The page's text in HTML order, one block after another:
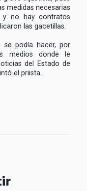
medidas necesarias
y no hay contratos
las gacetillas.
podía hacer, por
medios donde le
del Estado de
el priista.